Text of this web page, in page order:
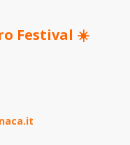
Festival ☀️